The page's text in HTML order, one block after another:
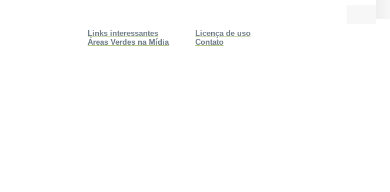
Licença de uso
Contato
Links interessantes
Áreas Verdes na Mídia